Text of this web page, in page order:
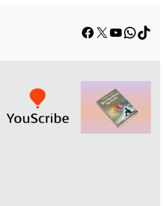
Facebook
X YouTube